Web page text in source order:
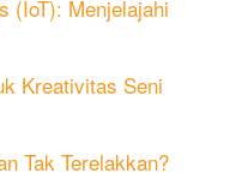
(IoT): Menjelajahi
Kreativitas Seni
Tak Terelakkan?